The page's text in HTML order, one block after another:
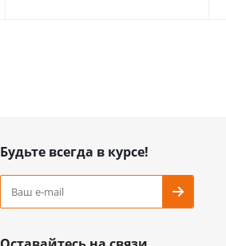
Будьте всегда в курсе!